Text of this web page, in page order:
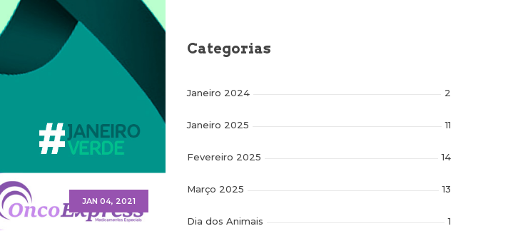
JAN 04, 2021
Categorias
Janeiro 2024 2
Janeiro 2025 11
Fevereiro 2025 14
Março 2025 13
Dia dos Animais 1